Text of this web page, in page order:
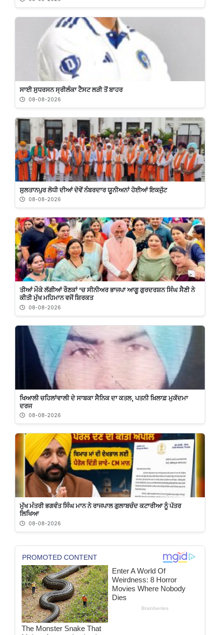
ਸਾਈ ਸੁਧਰਸਨ ਸ੍ਰੀਲੰਕਾ ਟੈਸਟ ਲੜੀ ਤੋਂ ਬਾਹਰ
08-08-2026
ਸੁਲਤਾਨਪੁਰ ਲੋਧੀ ਦੀਆਂ ਦੋਵੇਂ ਨੰਬਰਦਾਰ ਯੂਨੀਅਨਾਂ ਹੋਈਆਂ ਇਕਜੁੱਟ
08-08-2026
ਤੀਆਂ ਮੌਕੇ ਲੱਗੀਆਂ ਰੌਣਕਾਂ 'ਚ ਸੀਨੀਅਰ ਭਾਜਪਾ ਆਗੂ ਗੁਰਦਰਸ਼ਨ ਸਿੰਘ ਸੈਣੀ ਨੇ
ਕੀਤੀ ਮੁੱਖ ਮਹਿਮਾਨ ਵਜੋਂ ਸ਼ਿਰਕਤ
08-08-2026
ਖਿਆਲੀ ਚਹਿਲਾਂਵਾਲੀ ਦੇ ਸਾਬਕਾ ਸੈਨਿਕ ਦਾ ਕਤਲ, ਪਤਨੀ ਖ਼ਿਲਾਫ਼ ਮੁਕੱਦਮਾ
ਦਰਜ
08-08-2026
ਮੁੱਖ ਮੰਤਰੀ ਭਗਵੰਤ ਸਿੰਘ ਮਾਨ ਨੇ ਰਾਜਪਾਲ ਗੁਲਾਬਚੰਦ ਕਟਾਰੀਆ ਨੂੰ ਪੱਤਰ
ਲਿਖਿਆ
08-08-2026